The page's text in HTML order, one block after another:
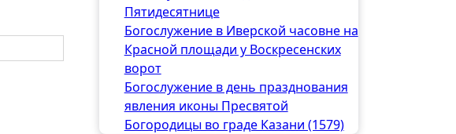
Пятидесятнице
Богослужение в Иверской часовне на
Красной площади у Воскресенских
ворот
Богослужение в день празднования
явления иконы Пресвятой
Богородицы во граде Казани (1579)